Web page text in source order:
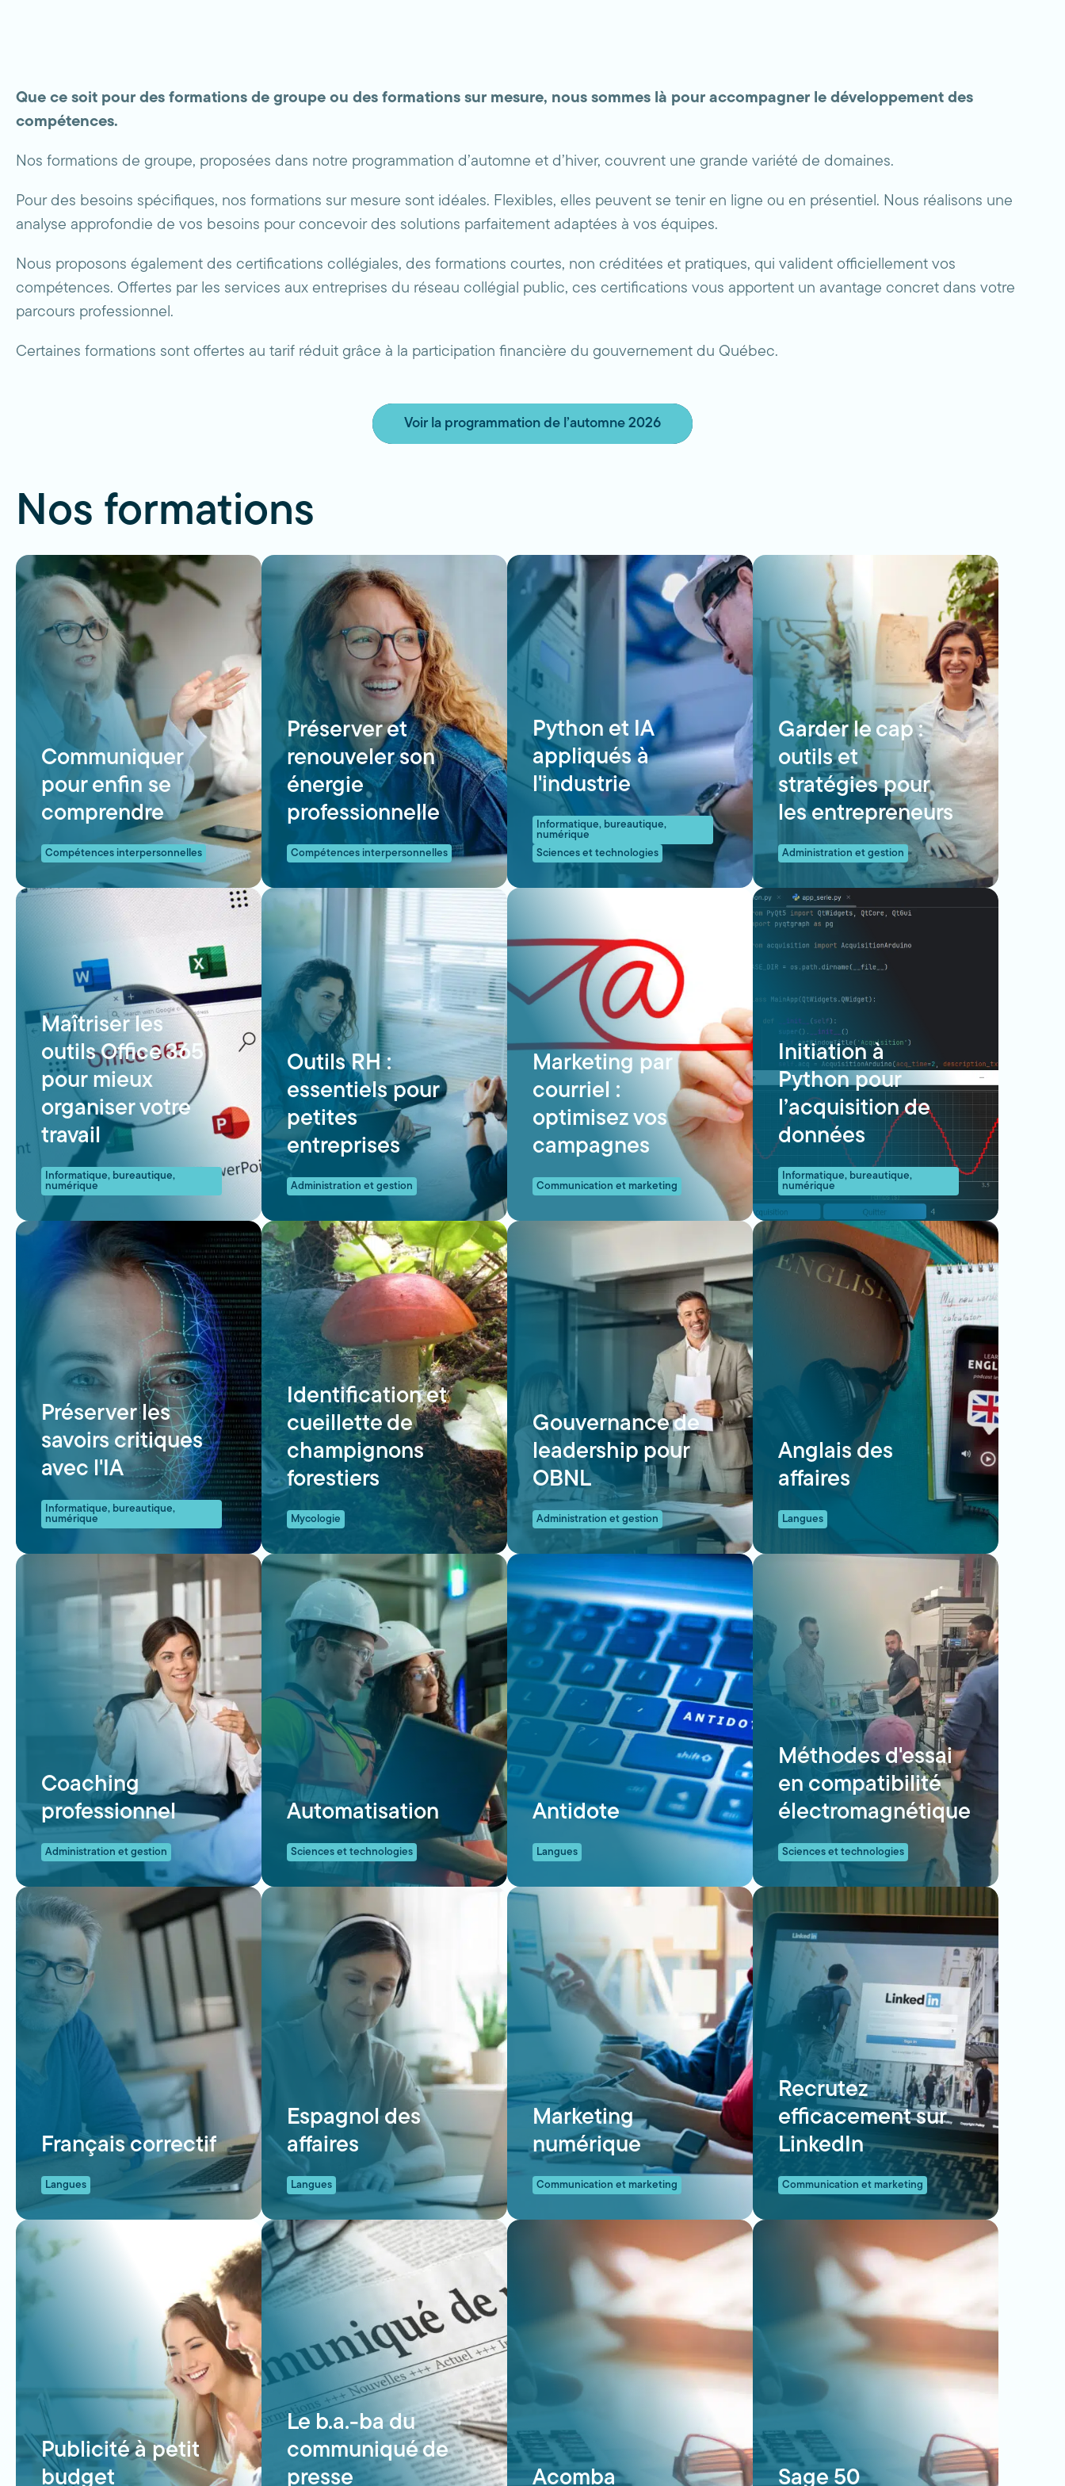
Que ce soit pour des formations de groupe ou des formations sur mesure, nous sommes là pour accompagner le développement des
compétences.
Nos formations de groupe, proposées dans notre programmation d’automne et d’hiver, couvrent une grande variété de domaines.
Pour des besoins spécifiques, nos formations sur mesure sont idéales. Flexibles, elles peuvent se tenir en ligne ou en présentiel. Nous réalisons une
analyse approfondie de vos besoins pour concevoir des solutions parfaitement adaptées à vos équipes.
Nous proposons également des certifications collégiales, des formations courtes, non créditées et pratiques, qui valident officiellement vos
compétences. Offertes par les services aux entreprises du réseau collégial public, ces certifications vous apportent un avantage concret dans votre
parcours professionnel.
Certaines formations sont offertes au tarif réduit grâce à la participation financière du gouvernement du Québec.
Voir la programmation de l’automne 2026
Nos formations
Communiquer
pour enfin se
comprendre
Compétences interpersonnelles
Préserver et
renouveler son
énergie
professionnelle
Compétences interpersonnelles
Python et IA
appliqués à
l'industrie
Informatique, bureautique,
numérique
Sciences et technologies
Garder le cap :
outils et
stratégies pour
les entrepreneurs
Administration et gestion
Maîtriser les
outils Office 365
pour mieux
organiser votre
travail
Informatique, bureautique,
numérique
Outils RH :
essentiels pour
petites
entreprises
Administration et gestion
Marketing par
courriel :
optimisez vos
campagnes
Communication et marketing
Initiation à
Python pour
l’acquisition de
données
Informatique, bureautique,
numérique
Préserver les
savoirs critiques
avec l'IA
Informatique, bureautique,
numérique
Identification et
cueillette de
champignons
forestiers
Mycologie
Gouvernance de
leadership pour
OBNL
Administration et gestion
Anglais des
affaires
Langues
Coaching
professionnel
Administration et gestion
Automatisation
Sciences et technologies
Antidote
Langues
Méthodes d'essai
en compatibilité
électromagnétique
Sciences et technologies
Français correctif
Langues
Espagnol des
affaires
Langues
Marketing
numérique
Communication et marketing
Recrutez
efficacement sur
LinkedIn
Communication et marketing
Publicité à petit
budget
Le b.a.-ba du
communiqué de
presse
Acomba Sage 50